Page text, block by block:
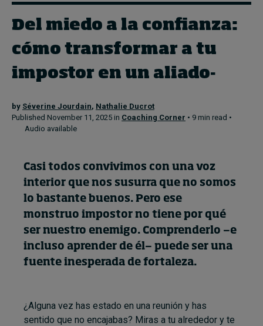
Podcasts
2026 IMD research - White papers
Subscribe
About
Submissions
Contact
Del miedo a la confianza:
cómo transformar a tu
impostor en un aliado-
by Séverine Jourdain, Nathalie Ducrot
Published November 11, 2025 in Coaching Corner • 9 min read •
Audio available
Casi todos convivimos con una voz
interior que nos susurra que no somos
lo bastante buenos. Pero ese
monstruo impostor no tiene por qué
ser nuestro enemigo. Comprenderlo —e
incluso aprender de él— puede ser una
fuente inesperada de fortaleza.
¿Alguna vez has estado en una reunión y has
sentido que no encajabas? Miras a tu alrededor y te